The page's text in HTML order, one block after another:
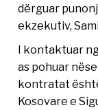
dërguar
ekzekutiv,
I kontaktuar
as pohuar
kontratat
Kosovare e